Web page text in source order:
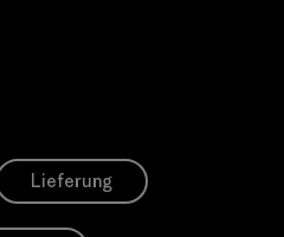
Lieferung